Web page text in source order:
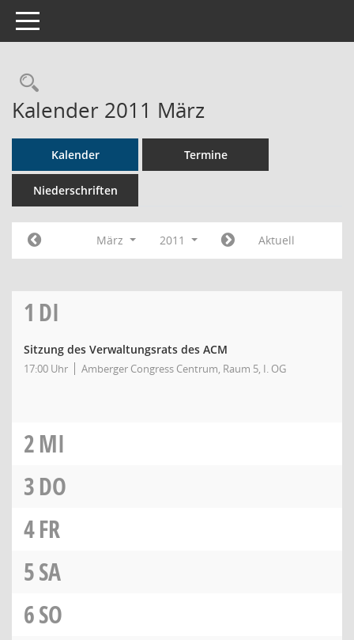
Toggle navigation
Rechercheauswahl
Kalender 2011 März
Kalender Termine
Niederschriften
März 2011 Aktuell
1 DI
Sitzung des Verwaltungsrats des ACM
17:00 Uhr Amberger Congress Centrum, Raum 5, I. OG
2MI
3DO
4FR
5SA
6SO